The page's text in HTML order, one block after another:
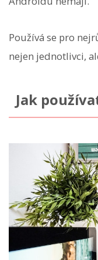
Používá se pro
nejen jednotlivci,
Jak